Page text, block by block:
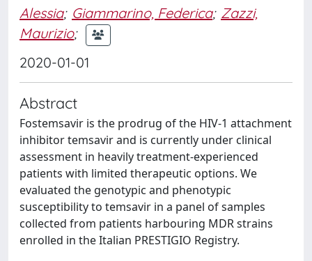
Alessia; Giammarino, Federica; Zazzi,
Maurizio;
2020-01-01
Abstract
Fostemsavir is the prodrug of the HIV-1 attachment
inhibitor temsavir and is currently under clinical
assessment in heavily treatment-experienced
patients with limited therapeutic options. We
evaluated the genotypic and phenotypic
susceptibility to temsavir in a panel of samples
collected from patients harbouring MDR strains
enrolled in the Italian PRESTIGIO Registry.